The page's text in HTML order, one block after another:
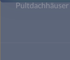
Pultdachhäuser